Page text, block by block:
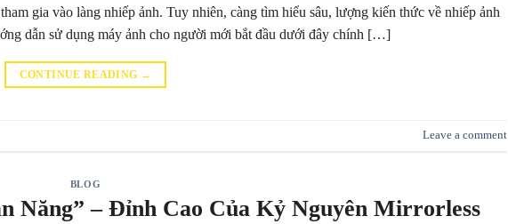
gia vào làng nhiếp ảnh. Tuy nhiên, càng tìm hiểu sâu, lượng kiến thức về nhiếp ảnh
dẫn sử dụng máy ảnh cho người mới bắt đầu dưới đây chính […]
CONTINUE READING →
Leave a comment
BLOG
Năng” – Đỉnh Cao Của Kỷ Nguyên Mirrorless